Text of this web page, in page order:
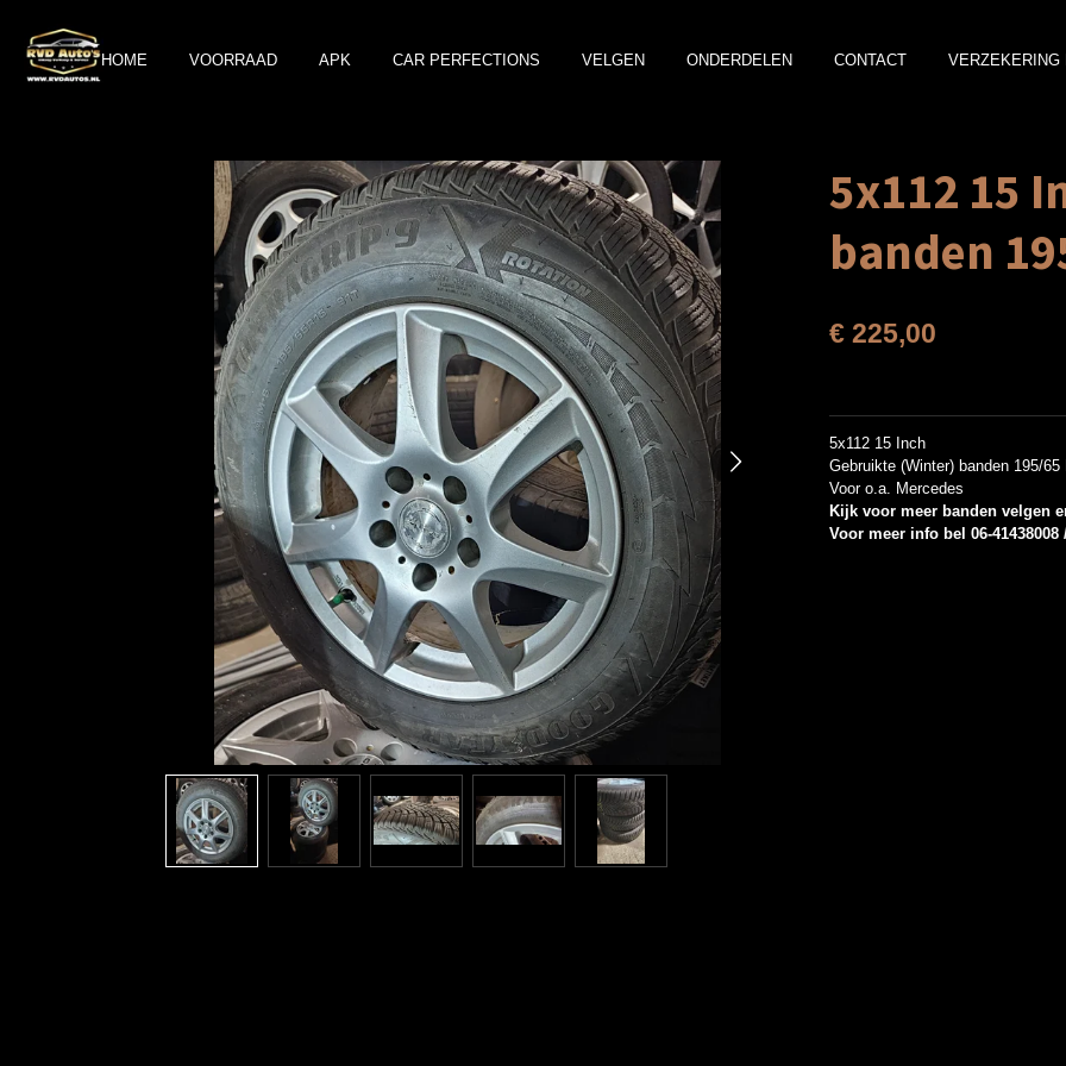
direct
naar
HOME VOORRAAD APK CAR PERFECTIONS VELGEN ONDERDELEN CONTACT VERZEKERING
5x112 15
banden
€ 225,00
5x112 15 Inch
Gebruikte (Winter) banden 195/65
Voor o.a. Mercedes
Kijk voor meer banden velgen
Voor meer info bel 06-41438008